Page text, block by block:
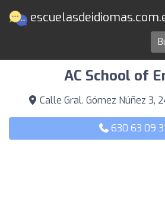
Escuelas de idiomas
AC School of
Calle Gral. Gómez Núñez 3,
630 63 09